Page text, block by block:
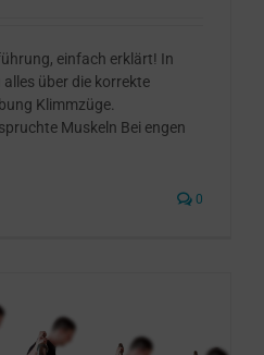
einfach erklärt! In
über die korrekte
Klimmzüge.
Muskeln Bei engen
0